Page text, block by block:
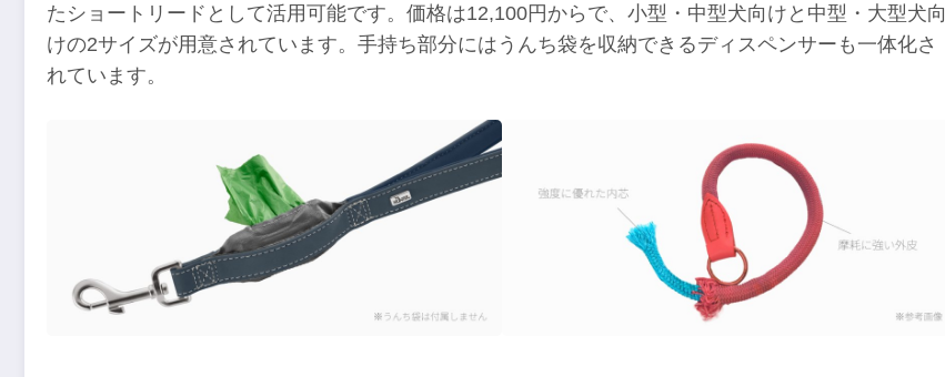
たショートリードとして活用可能です。価格は12,100円からで、小型・中型犬向けと中型・大型犬向
けの2サイズが用意されています。手持ち部分にはうんち袋を収納できるディスペンサーも一体化さ
れています。